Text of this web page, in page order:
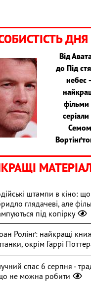
ДНЯ
Від
до Під
небес
фільми
серіали
Семом
штампи в кіно:
глядачеві, але
під копірку
Ролінґ: найкращі
окрім Гаррі
спас 6 серпня -
не можна робити